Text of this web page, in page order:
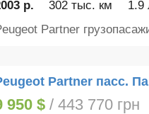
р. 302 тыс. км 1.9
Partner
Partner пасс.
950 $/ 443 770 грн